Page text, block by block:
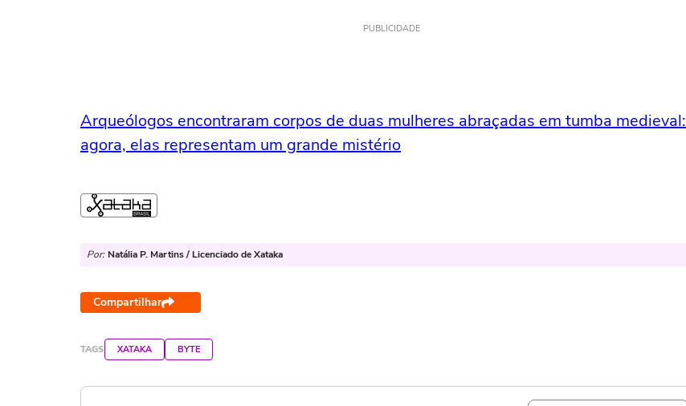
PUBLICIDADE
Arqueólogos encontraram corpos de duas mulheres abraçadas em tumba medieval:
agora, elas representam um grande mistério
Por: Natália P. Martins / Licenciado de Xataka
Compartilhar
TAGS XATAKA BYTE